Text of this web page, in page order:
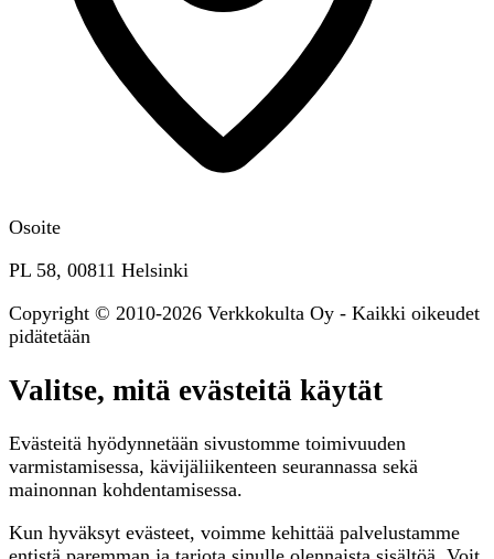
Osoite
PL 58, 00811 Helsinki
Copyright © 2010-2026 Verkkokulta Oy - Kaikki oikeudet
pidätetään
Valitse, mitä evästeitä käytät
Evästeitä hyödynnetään sivustomme toimivuuden
varmistamisessa, kävijäliikenteen seurannassa sekä
mainonnan kohdentamisessa.
Kun hyväksyt evästeet, voimme kehittää palvelustamme